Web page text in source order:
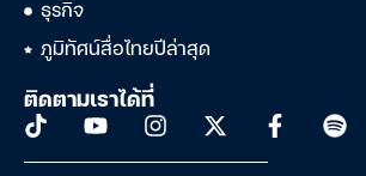
ธุรกิจ
ภูมิทัศน์สื่อไทยปีล่าสุด
ติดตามเราได้ที่